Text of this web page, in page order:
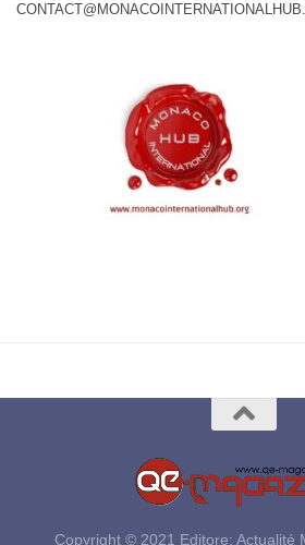
Copyright © 2021 Editore: Actualité